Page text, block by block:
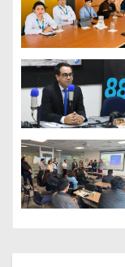
i
ó
n
d
e
e